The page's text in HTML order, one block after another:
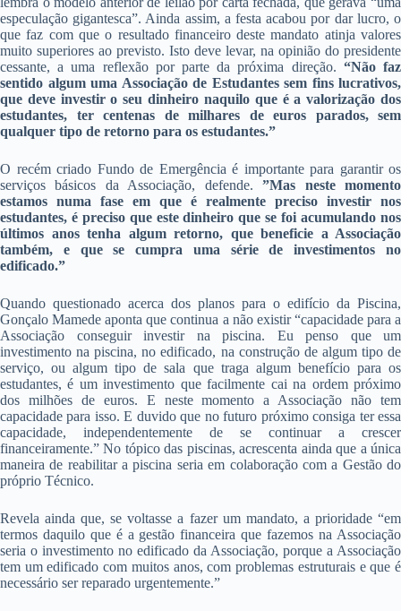
especulação gigantesca”. Ainda assim, a festa acabou por dar lucro, o
que faz com que o resultado financeiro deste mandato atinja valores
muito superiores ao previsto. Isto deve levar, na opinião do presidente
cessante, a uma reflexão por parte da próxima direção. “Não faz
sentido algum uma Associação de Estudantes sem fins lucrativos,
que deve investir o seu dinheiro naquilo que é a valorização dos
estudantes, ter centenas de milhares de euros parados, sem
qualquer tipo de retorno para os estudantes.”
O recém criado Fundo de Emergência é importante para garantir os
serviços básicos da Associação, defende.”Mas neste momento
estamos numa fase em que é realmente preciso investir nos
estudantes, é preciso que este dinheiro que se foi acumulando nos
últimos anos tenha algum retorno, que beneficie a Associação
também, e que se cumpra uma série de investimentos no
edificado.”
Quando questionado acerca dos planos para o edifício da Piscina,
Gonçalo Mamede aponta que continua a não existir “capacidade para a
Associação conseguir investir na piscina. Eu penso que um
investimento na piscina, no edificado, na construção de algum tipo de
serviço, ou algum tipo de sala que traga algum benefício para os
estudantes, é um investimento que facilmente cai na ordem próximo
dos milhões de euros. E neste momento a Associação não tem
capacidade para isso. E duvido que no futuro próximo consiga ter essa
capacidade, independentemente de se continuar a crescer
financeiramente.” No tópico das piscinas, acrescenta ainda que a única
maneira de reabilitar a piscina seria em colaboração com a Gestão do
próprio Técnico.
Revela ainda que, se voltasse a fazer um mandato, a prioridade “em
termos daquilo que é a gestão financeira que fazemos na Associação
seria o investimento no edificado da Associação, porque a Associação
tem um edificado com muitos anos, com problemas estruturais e que é
necessário ser reparado urgentemente.”